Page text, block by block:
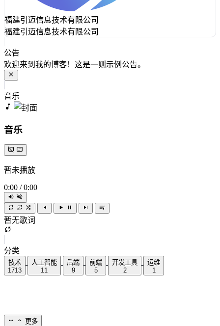
福建引迈信息技术有限公司
福建引迈信息技术有限公司
公告
欢迎来到我的博客！这是一则示例公告。
音乐
音乐
暂未播放
0:00 / 0:00
暂无歌词
分类
技术
1713
人工智能
11
后端
9
前端
5
开发工具
2
运维
1
更多